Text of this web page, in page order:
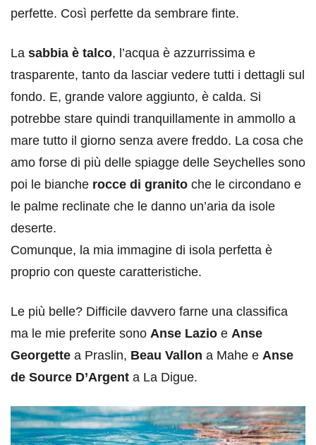
perfette. Così perfette da sembrare finte.
La sabbia è talco, l’acqua è azzurrissima e
trasparente, tanto da lasciar vedere tutti i dettagli sul
fondo. E, grande valore aggiunto, è calda. Si
potrebbe stare quindi tranquillamente in ammollo a
mare tutto il giorno senza avere freddo. La cosa che
amo forse di più delle spiagge delle Seychelles sono
poi le bianche rocce di granito che le circondano e
le palme reclinate che le danno un’aria da isole
deserte.
Comunque, la mia immagine di isola perfetta è
proprio con queste caratteristiche.
Le più belle? Difficile davvero farne una classifica
ma le mie preferite sono Anse Lazio e Anse
Georgette a Praslin, Beau Vallon a Mahe e Anse
de Source D’Argent a La Digue.